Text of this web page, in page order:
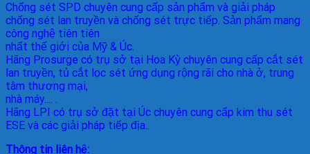
Chống sét SPD chuyên cung cấp sản phẩm và giải pháp
chống sét lan truyền và chống sét trực tiếp. Sản phẩm mang
công nghệ tiên tiên
nhất thế giới của Mỹ & Úc.
Hãng Prosurge có trụ sở tại Hoa Kỳ chuyên cung cấp cắt sét
lan truyền, tủ cắt lọc sét ứng dụng rộng rãi cho nhà ở, trung
tâm thương mại,
nhà máy.... .
Hãng LPI có trụ sở đặt tại Úc chuyên cung cấp kim thu sét
ESE và các giải pháp tiếp địa..
Thông tin liên hệ: